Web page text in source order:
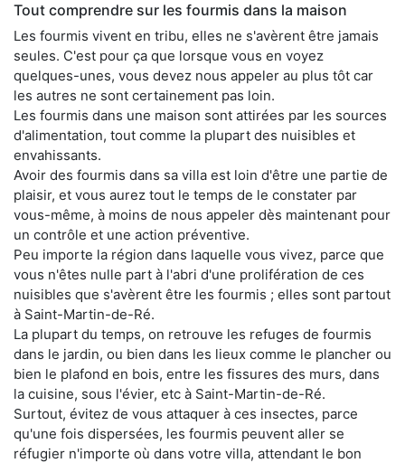
Tout comprendre sur les fourmis dans la maison
Les fourmis vivent en tribu, elles ne s'avèrent être jamais
seules. C'est pour ça que lorsque vous en voyez
quelques-unes, vous devez nous appeler au plus tôt car
les autres ne sont certainement pas loin.
Les fourmis dans une maison sont attirées par les sources
d'alimentation, tout comme la plupart des nuisibles et
envahissants.
Avoir des fourmis dans sa villa est loin d'être une partie de
plaisir, et vous aurez tout le temps de le constater par
vous-même, à moins de nous appeler dès maintenant pour
un contrôle et une action préventive.
Peu importe la région dans laquelle vous vivez, parce que
vous n'êtes nulle part à l'abri d'une prolifération de ces
nuisibles que s'avèrent être les fourmis ; elles sont partout
à Saint-Martin-de-Ré.
La plupart du temps, on retrouve les refuges de fourmis
dans le jardin, ou bien dans les lieux comme le plancher ou
bien le plafond en bois, entre les fissures des murs, dans
la cuisine, sous l'évier, etc à Saint-Martin-de-Ré.
Surtout, évitez de vous attaquer à ces insectes, parce
qu'une fois dispersées, les fourmis peuvent aller se
réfugier n'importe où dans votre villa, attendant le bon